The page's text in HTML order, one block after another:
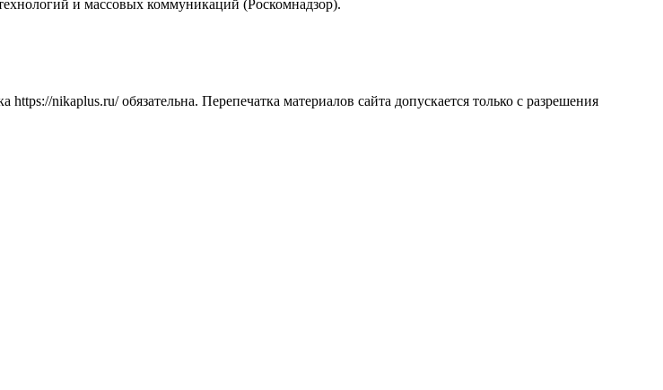
и массовых коммуникаций (Роскомнадзор).
nikaplus.ru/ обязательна. Перепечатка материалов сайта допускается только с разрешения